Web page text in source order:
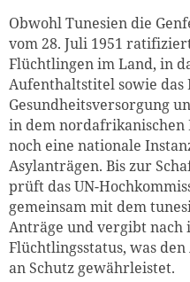
Obwohl Tunesien die
vom 28. Juli 1951
Flüchtlingen im Land, in
Aufenthaltstitel sowie das
Gesundheitsversorgung
in dem nordafrikanischen
noch eine nationale
Asylanträgen. Bis zur
prüft das UN-
gemeinsam mit dem
Anträge und vergibt nach
Flüchtlingsstatus, was
an Schutz gewährleistet.